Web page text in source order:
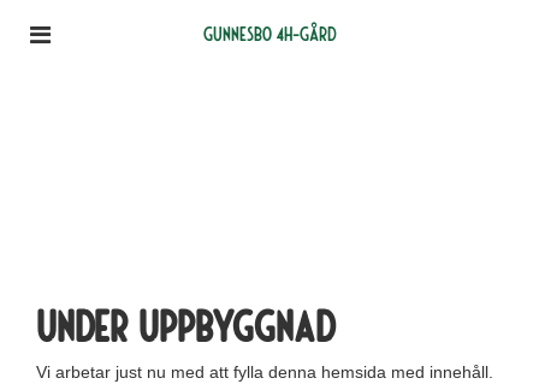
Gunnesbo 4H-gård
Under uppbyggnad
Vi arbetar just nu med att fylla denna hemsida med innehåll.